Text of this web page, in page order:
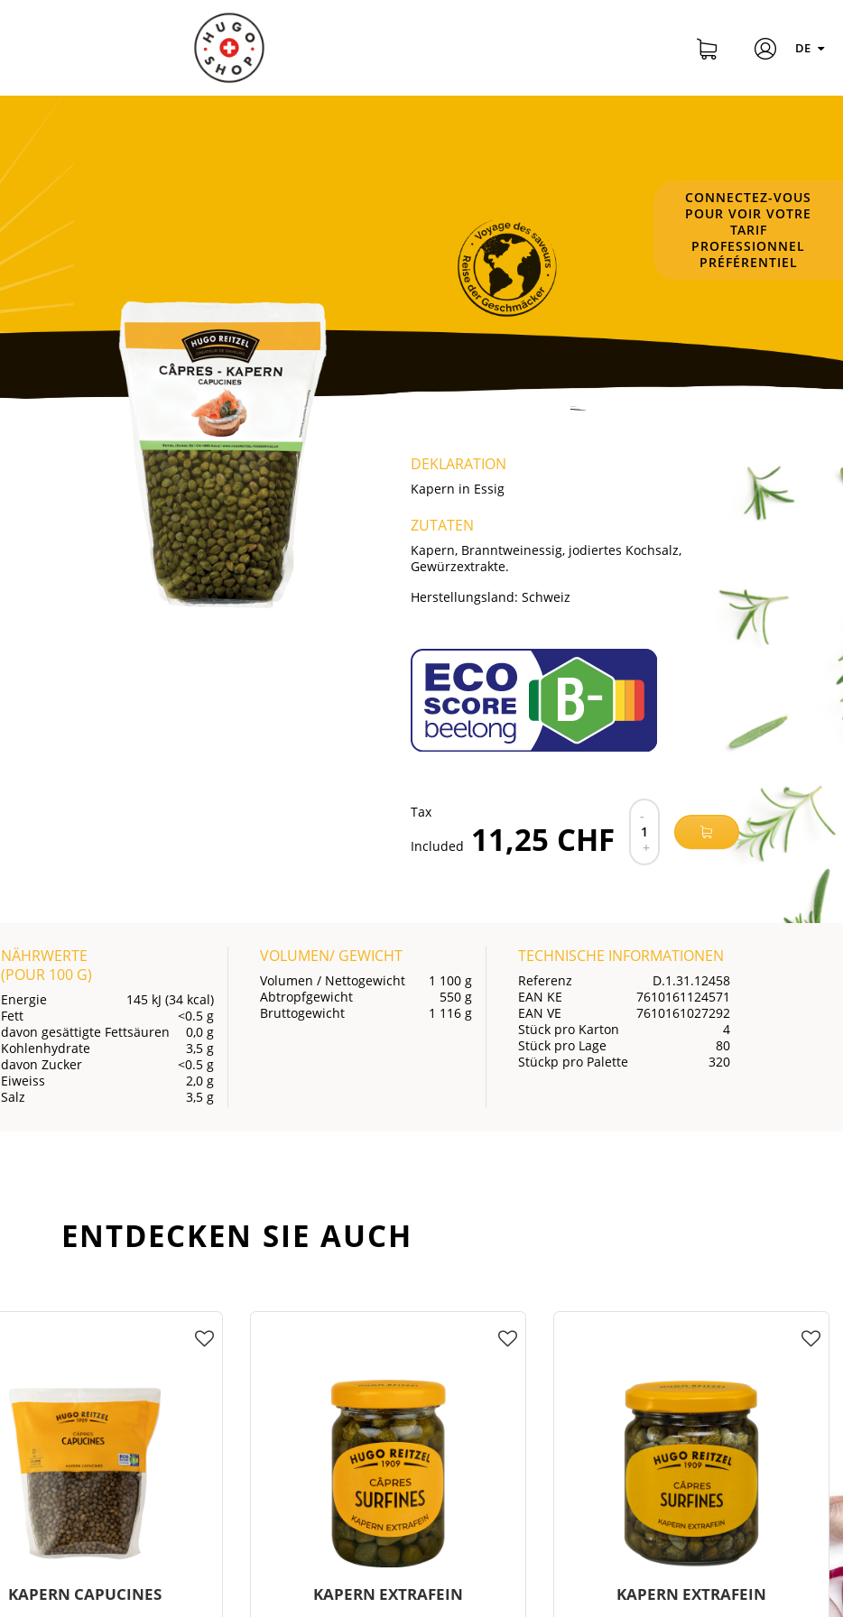
DE
CONNECTEZ-VOUS
POUR VOIR VOTRE
TARIF
PROFESSIONNEL
PRÉFÉRENTIEL
DEKLARATION
Kapern in Essig
ZUTATEN
Kapern, Branntweinessig, jodiertes Kochsalz,
Gewürzextrakte.
Herstellungsland: Schweiz
Tax
Included 11,25 CHF
-
1
+
NÄHRWERTE
(POUR 100 G)
Energie
145 kJ (34 kcal)
Fett
<0.5 g
davon gesättigte Fettsäuren
0,0 g
Kohlenhydrate
3,5 g
davon Zucker
<0.5 g
Eiweiss
2,0 g
Salz
3,5 g
VOLUMEN/ GEWICHT
Volumen / Nettogewicht
1 100 g
Abtropfgewicht
550 g
Bruttogewicht
1 116 g
TECHNISCHE INFORMATIONEN
Referenz
D.1.31.12458
EAN KE
7610161124571
EAN VE
7610161027292
Stück pro Karton
4
Stück pro Lage
80
Stückp pro Palette
320
ENTDECKEN SIE AUCH
KAPERN CAPUCINES KAPERN EXTRAFEIN KAPERN EXTRAFEIN